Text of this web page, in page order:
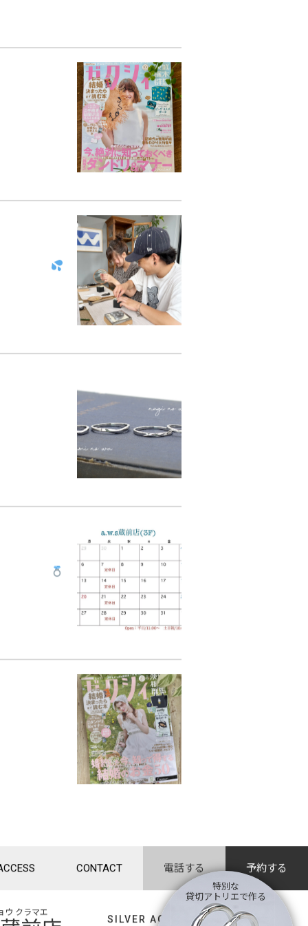
CONTACT 電話する 予約する
ウ クラマエ
SILVER ACCESSORY -workshop-
特別な
貸切アトリエで作る